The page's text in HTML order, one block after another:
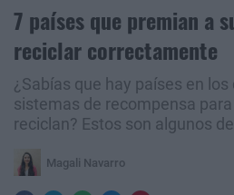
7 países que premian a
reciclar correctamente
¿Sabías que hay países en
sistemas de recompensa
reciclan? Estos son algunos
Magali Navarro